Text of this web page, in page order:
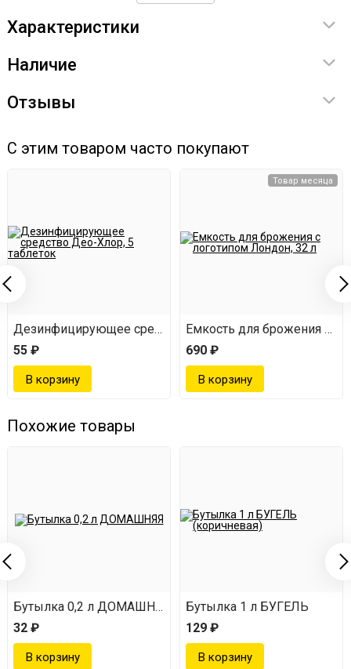
Характеристики
Наличие
Отзывы
С этим товаром часто покупают
Дезинфицирующее средство Део-Хлор, 5 таблеток
55 ₽
Товар месяца
Емкость для брожения с
690 ₽
Похожие товары
Бутылка 0,2 л ДОМАШНЯЯ
32 ₽
Бутылка 1 л БУГЕЛЬ
129 ₽